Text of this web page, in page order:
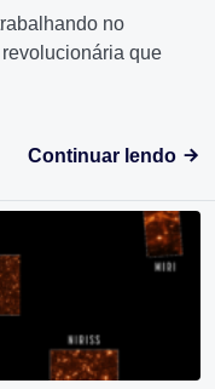
no
que
Continuar lendo